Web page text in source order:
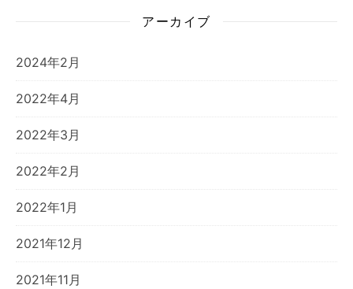
アーカイブ
2024年2月
2022年4月
2022年3月
2022年2月
2022年1月
2021年12月
2021年11月